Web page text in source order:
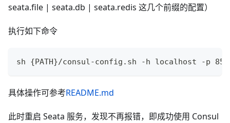
seata.file | seata.db | seata.redis 这几个前缀的配置）
执行如下命令
sh {PATH}/consul-config.sh -h localhost -p
具体操作可参考README.md
此时重启 Seata 服务，发现不再报错，即成功使用 Consul